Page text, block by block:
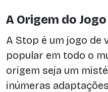
A Origem do
A Stop é um jogo de
popular em todo o
origem seja um
inúmeras